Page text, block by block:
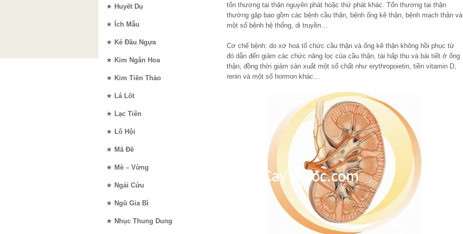
tổn thương tại thận nguyên phát hoặc thứ phát khác. Tổn thương tại thận
thường gặp bao gồm các bệnh cầu thận, bệnh ống kẽ thận, bệnh mạch thận và
một số bệnh hệ thống, di truyền…
Cơ chế bệnh: do xơ hoá tổ chức cầu thận và ống kẽ thận không hồi phục từ
đó dẫn đến giảm các chức năng lọc của cầu thận, tái hấp thu và bài tiết ở ống
thận, đồng thời giảm sản xuất một số chất như erythropoietin, tiền vitamin D,
renin và một số hormon khác…
★ Huyết Dụ
★ Ích Mẫu
★ Ké Đầu Ngựa
★ Kim Ngân Hoa
★ Kim Tiền Thảo
★ Lá Lốt
★ Lạc Tiên
★ Lô Hội
★ Mã Đề
★ Mè – Vừng
★ Ngải Cứu
★ Ngũ Gia Bì
★ Nhục Thung Dung